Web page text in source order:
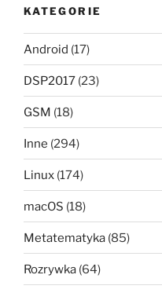
KATEGORIE
Android (17)
DSP2017 (23)
GSM (18)
Inne (294)
Linux (174)
macOS (18)
Metatematyka (85)
Rozrywka (64)